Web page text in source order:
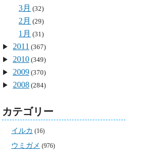
3月 (32)
2月 (29)
1月 (31)
2011 (367)
2010(349)
2009(370)
2008(284)
カテゴリー
イルカ (16)
ウミガメ (976)